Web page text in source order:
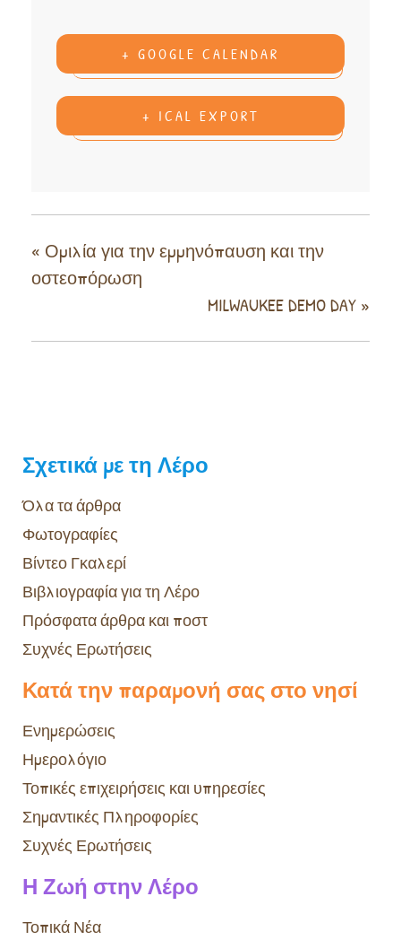
+ GOOGLE CALENDAR
+ ICAL EXPORT
« Ομιλία για την εμμηνόπαυση και την
οστεοπόρωση
MILWAUKEE DEMO DAY »
Σχετικά με τη Λέρο
Όλα τα άρθρα
Φωτογραφίες
Βίντεο Γκαλερί
Βιβλιογραφία για τη Λέρο
Πρόσφατα άρθρα και ποστ
Συχνές Ερωτήσεις
Κατά την παραμονή σας στο νησί
Ενημερώσεις
Ημερολόγιο
Τοπικές επιχειρήσεις και υπηρεσίες
Σημαντικές Πληροφορίες
Συχνές Ερωτήσεις
Η Ζωή στην Λέρο
Τοπικά Νέα